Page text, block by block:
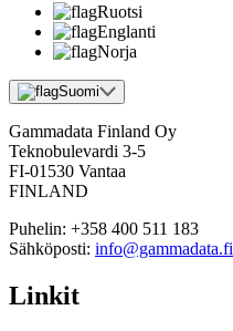
Ruotsi
Englanti
Norja
Suomi
Gammadata Finland Oy
Teknobulevardi 3-5
FI-01530 Vantaa
FINLAND
Puhelin: +358 400 511 183
Sähköposti: info@gammadata.fi
Linkit